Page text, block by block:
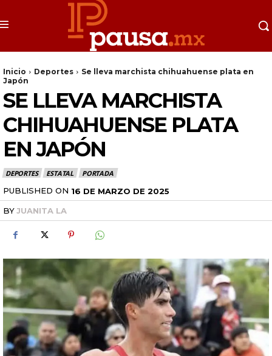
Inicio Deportes
Se lleva marchista chihuahuense plata en
Japón
SE LLEVA MARCHISTA
CHIHUAHUENSE PLATA
EN JAPÓN
DEPORTES ESTATAL PORTADA
PUBLISHED ON 16 DE MARZO DE 2025
BYJUANITA LA